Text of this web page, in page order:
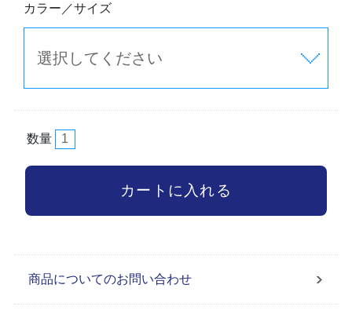
カラー／サイズ
数量
商品についてのお問い合わせ